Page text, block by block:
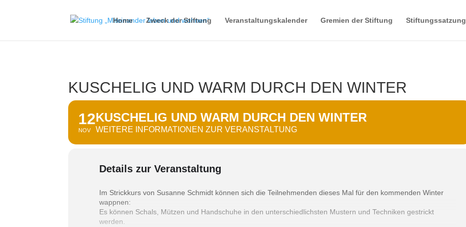
Home Zweck der Stiftung Veranstaltungskalender Gremien der Stiftung Stiftungssatzung
KUSCHELIG UND WARM DURCH DEN WINTER
12
NOV
KUSCHELIG UND WARM DURCH DEN WINTER
WEITERE INFORMATIONEN ZUR VERANSTALTUNG
Details zur Veranstaltung
Im Strickkurs von Susanne Schmidt können sich die Teilnehmenden dieses Mal für den kommenden Winter
wappnen:
Es können Schals, Mützen und Handschuhe in den unterschiedlichsten Mustern und Techniken gestrickt
werden.